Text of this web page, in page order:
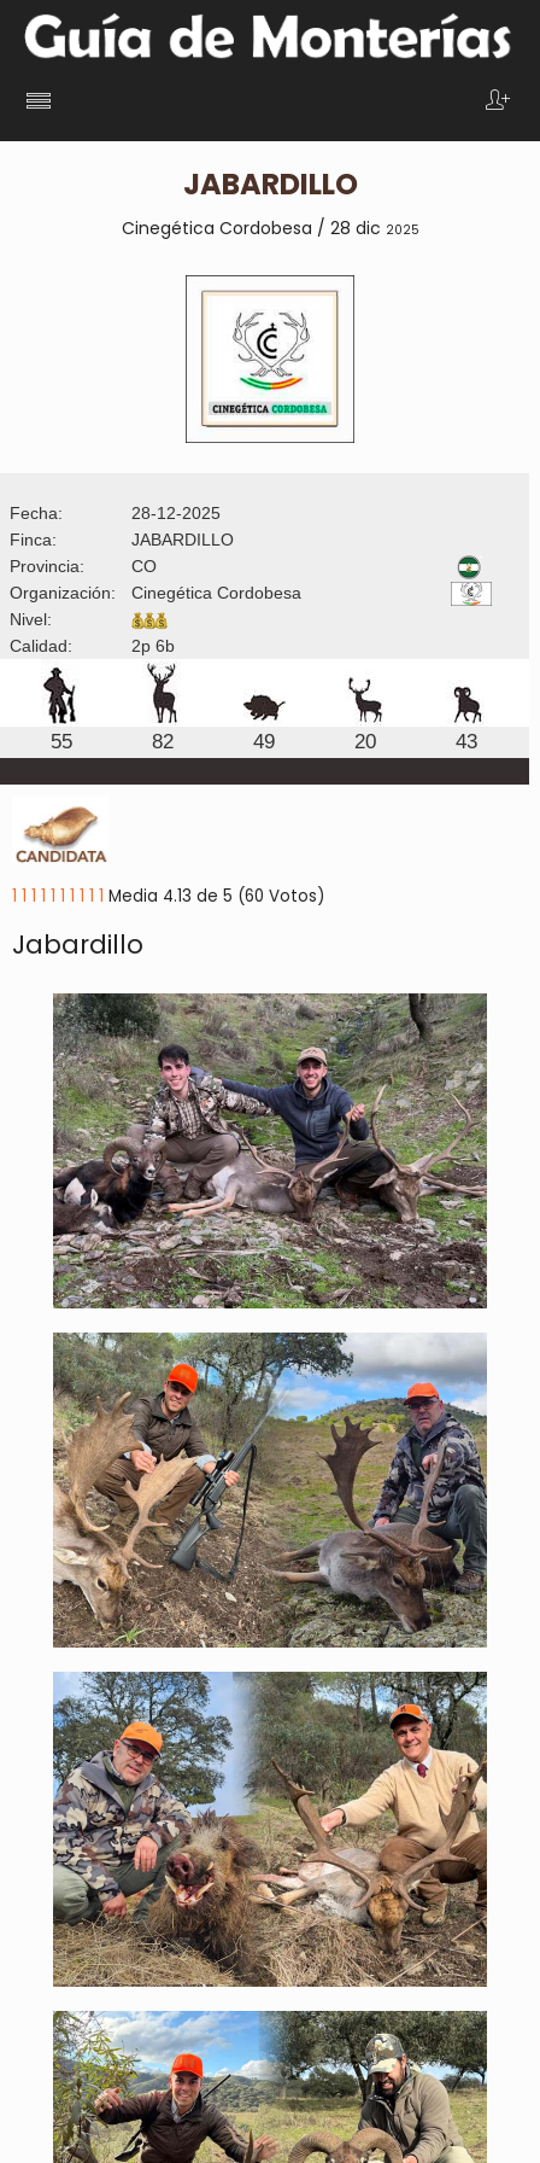
JABARDILLO
Cinegética Cordobesa / 28 dic 2025
Fecha:
28-12-2025
Finca:
JABARDILLO
Provincia:
CO
Organización:
Cinegética Cordobesa
Nivel:
Calidad:
2p 6b
55 82 49 20 43
1 1 1 1 1 1 1 1 1 1 Media 4.13 de 5 (60 Votos)
Jabardillo